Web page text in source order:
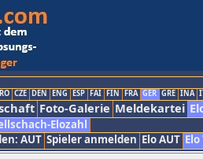
CZE DEN ENG ESP FAI FIN FRA GER GRE INA
Foto-Galerie Meldekartei
Elozahl
AUT Spieler anmelden Elo AUT